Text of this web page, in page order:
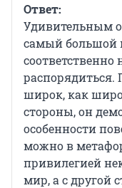
Ответ:
Удивительным
самый большой
распорядиться.
широк, как
стороны, он
особенности
можно в
привилегией
мир, а с другой